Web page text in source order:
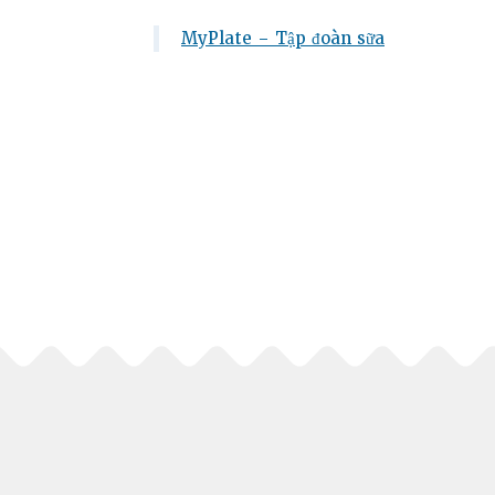
MyPlate – Tập đoàn sữa